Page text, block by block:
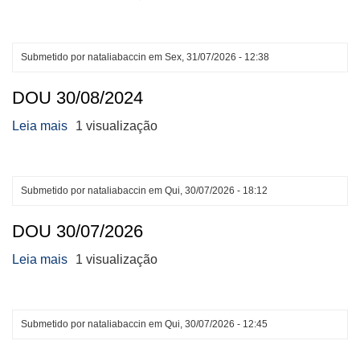
Submetido por nataliabaccin em Sex, 31/07/2026 - 12:38
DOU 30/08/2024
Leia mais sobre
1 visualização
Submetido por nataliabaccin em Qui, 30/07/2026 - 18:12
DOU 30/07/2026
Leia mais sobre
1 visualização
Submetido por nataliabaccin em Qui, 30/07/2026 - 12:45